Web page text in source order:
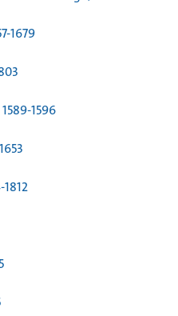
1679
1596